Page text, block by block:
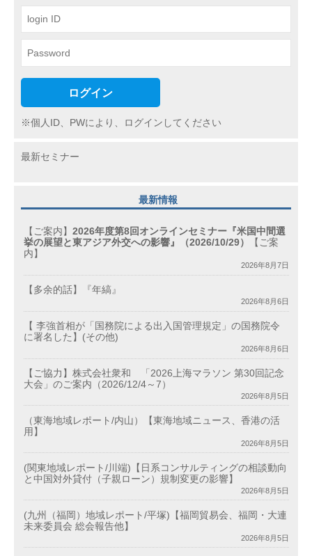
ン
ログイン
※個人ID、PWにより、ログインしてください
最新セミナー
最新情報
【ご案内】 2026年度第8回オンラインセミナー『米国中間選
挙の展望と東アジア外交への影響』（2026/10/29）
【ご案
内】
2026年8月7日
【多余的話】『年縞』
2026年8月6日
【 李強首相が「国務院による出入国管理規定」の国務院令
に署名した】(その他)
2026年8月6日
【ご協力】株式会社衆和 「2026上海マラソン 第30回記念
大会」のご案内（2026/12/4～7）
2026年8月5日
（東海地域レポート/内山）【東海地域ニュース、香港の活
用】
2026年8月5日
(関東地域レポート/川端)【日系コンサルティングの相談動向
と中国対外貸付（子親ローン）規制変更の影響】
2026年8月5日
(九州（福岡）地域レポート/平塚)【福岡貿易会、福岡・大連
未来委員会 総会報告他】
2026年8月5日